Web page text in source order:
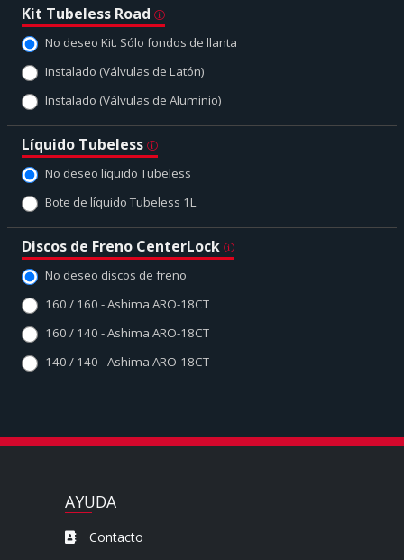
Kit Tubeless Road
No deseo Kit. Sólo fondos de llanta
Instalado (Válvulas de Latón)
Instalado (Válvulas de Aluminio)
Líquido Tubeless
No deseo líquido Tubeless
Bote de líquido Tubeless 1L
Discos de Freno CenterLock
No deseo discos de freno
160 / 160 - Ashima ARO-18CT
160 / 140 - Ashima ARO-18CT
140 / 140 - Ashima ARO-18CT
AYUDA
Contacto